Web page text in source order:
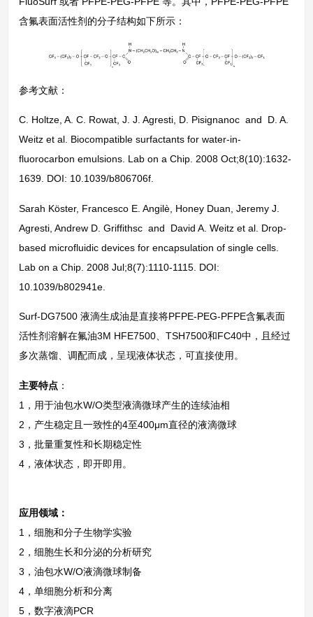
含氟表面活性剂的分子结构如下所示：
参考文献：
C. Holtze, A. C. Rowat, J. J. Agresti, D. Pisignanoc and D. A.
Weitz et al. Biocompatible surfactants for water-in-
fluorocarbon emulsions. Lab on a Chip. 2008 Oct;8(10):1632-
1639. DOI: 10.1039/b806706f.
Sarah Köster, Francesco E. Angilè, Honey Duan, Jeremy J.
Agresti, Andrew D. Griffithsc and David A. Weitz et al. Drop-
based microfluidic devices for encapsulation of single cells.
Lab on a Chip. 2008 Jul;8(7):1110-1115. DOI:
10.1039/b802941e.
Surf-DG7500 液滴生成油是直接将PFPE-PEG-PFPE含氟表面
活性剂溶解在氟油3M HFE7500、TSH7500和FC40中，且经过
多次蒸馏、调配而成，呈现液体状态，可直接使用。
主要特点 ：
1，用于油包水W/O类型液滴微球产生的连续油相
2，产生稳定且一致性的4至400μm直径的液滴微球
3，批量重复性和长期稳定性
4，液体状态，即开即用。
应用领域：
1，细胞和分子生物学实验
2，细胞生长和分泌的分析研究
3，油包水W/O液滴微球制备
4，单细胞分析和分离
5，数字液滴PCR